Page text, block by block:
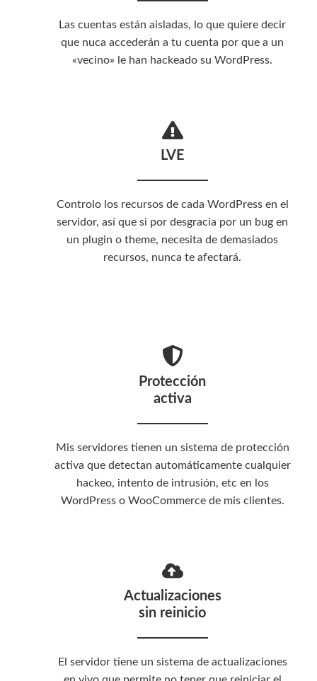
Las cuentas están aisladas, lo que quiere decir
que nuca accederán a tu cuenta por que a un
«vecino» le han hackeado su WordPress.
LVE
Controlo los recursos de cada WordPress en el
servidor, así que si por desgracia por un bug en
un plugin o theme, necesita de demasiados
recursos, nunca te afectará.
Protección
activa
Mis servidores tienen un sistema de protección
activa que detectan automáticamente cualquier
hackeo, intento de intrusión, etc en los
WordPress o WooCommerce de mis clientes.
Actualizaciones
sin reinicio
El servidor tiene un sistema de actualizaciones